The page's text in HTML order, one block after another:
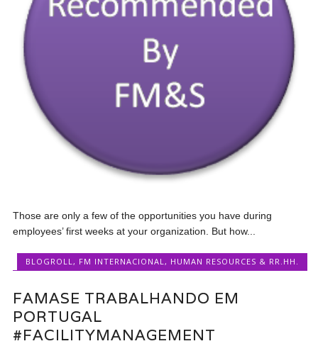
Those are only a few of the opportunities you have during
employees’ first weeks at your organization. But how...
BLOGROLL , FM INTERNACIONAL , HUMAN RESOURCES & RR.HH.
FAMASE TRABALHANDO EM
PORTUGAL
#FACILITYMANAGEMENT